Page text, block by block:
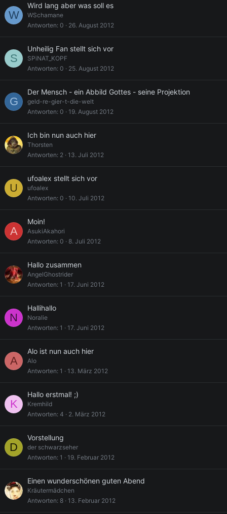
W
Wird lang aber was soll es
WSchamane
Antworten 0 26. August 2012
S
Unheilig Fan stellt sich vor
SPiNAT_KOPF
Antworten 0 25. August 2012
G
Der Mensch - ein Abbild Gottes - seine Projektion
geld-re-gier-t-die-welt
Antworten 0 19. August 2012
Ich bin nun auch hier
Thorsten
Antworten 2 13. Juli 2012
U
ufoalex stellt sich vor
ufoalex
Antworten 0 10. Juli 2012
A
Moin!
AsukiAkahori
Antworten 0 8. Juli 2012
Hallo zusammen
AngelGhostrider
Antworten 1 17. Juni 2012
N
Hallihallo
Noralie
Antworten 1 17. Juni 2012
A
Alo ist nun auch hier
Alo
Antworten 1 13. März 2012
K
Hallo erstmal! ;)
Kremhild
Antworten 4 2. März 2012
D
Vorstellung
der schwarzseher
Antworten 1 19. Februar 2012
Einen wunderschönen guten Abend
Kräutermädchen
Antworten 8 13. Februar 2012